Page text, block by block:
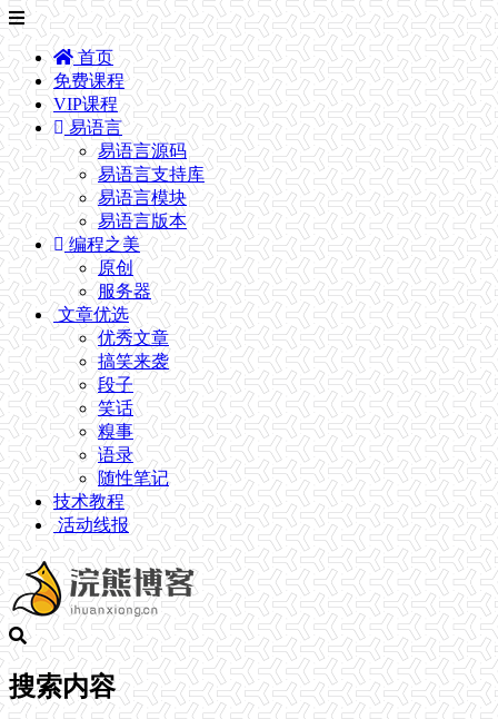
首页
免费课程
VIP课程
易语言
易语言源码
易语言支持库
易语言模块
易语言版本
编程之美
原创
服务器
文章优选
优秀文章
搞笑来袭
段子
笑话
糗事
语录
随性笔记
技术教程
活动线报
搜索内容